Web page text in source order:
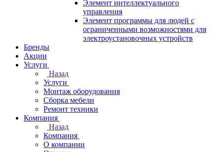
Элемент интеллектуального
управления
Элемент программы для людей с
ограниченными возможностями для
электроустановочных устройств
Бренды
Акции
Услуги
Назад
Услуги
Монтаж оборудования
Сборка мебели
Ремонт техники
Компания
Назад
Компания
О компании